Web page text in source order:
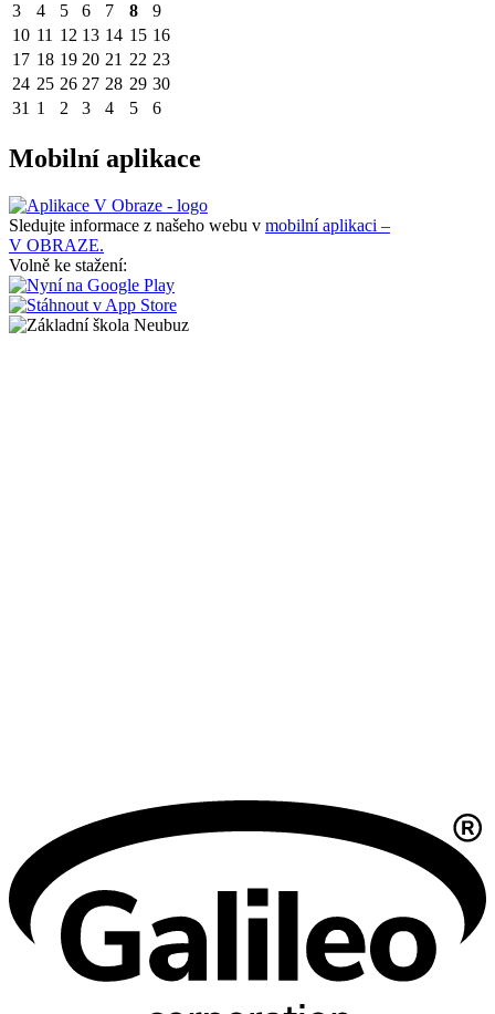
3
4 5 6 7 8
9
10 11 12 13 14 15 16
17 18 19 20 21 22 23
24 25 26 27 28 29 30
31 1 2 3 4 5 6
Mobilní aplikace
Sledujte informace z našeho webu v mobilní aplikaci –
V OBRAZE.
Volně ke stažení: